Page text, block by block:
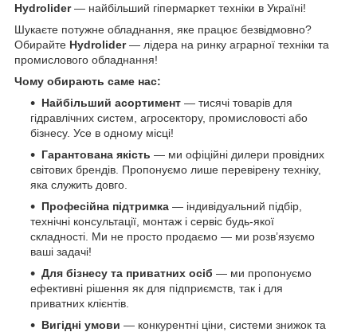
Hydrolider— найбільший гіпермаркет техніки в Україні!
Шукаєте потужне обладнання, яке працює безвідмовно?
Обирайте Hydrolider— лідера на ринку аграрної техніки та
промислового обладнання!
Чому обирають саме нас:
Найбільший асортимент — тисячі товарів для
гідравлічних систем, агросектору, промисловості або
бізнесу. Усе в одному місці!
Гарантована якість — ми офіційні дилери провідних
світових брендів. Пропонуємо лише перевірену техніку,
яка служить довго.
Професійна підтримка — індивідуальний підбір,
технічні консультації, монтаж і сервіс будь-якої
складності. Ми не просто продаємо — ми розв’язуємо
ваші задачі!
Для бізнесу та приватних осіб — ми пропонуємо
ефективні рішення як для підприємств, так і для
приватних клієнтів.
Вигідні умови — конкурентні ціни, системи знижок та